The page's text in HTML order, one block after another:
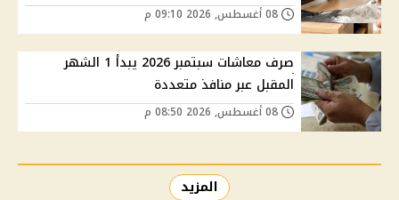
صرف معاشات سبتمبر 2026 يبدأ 1 الشهر
المقبل عبر منافذ متعددة
المزيد